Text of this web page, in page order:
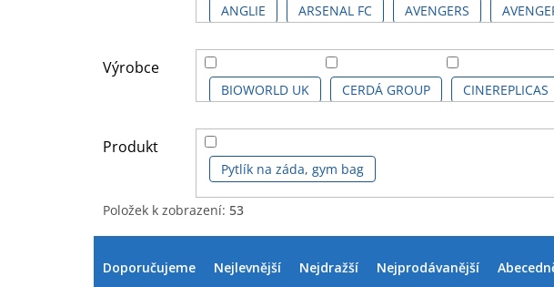
ANGLIE ARSENAL FC AVENGERS
BATMAN BATMAN CLASSIC
FROZEN - LEDOVÉ KRÁLOVSTVÍ
MANCHESTER CITY FC MANCHESTER UNITED FC
Výrobce
BIOWORLD UK CERDÁ GROUP CINEREPLICAS
Produkt
Pytlík na záda, gym bag
Položek k zobrazení: 53
V
Ř
Doporučujeme Nejlevnější Nejdražší Nejprodávanější